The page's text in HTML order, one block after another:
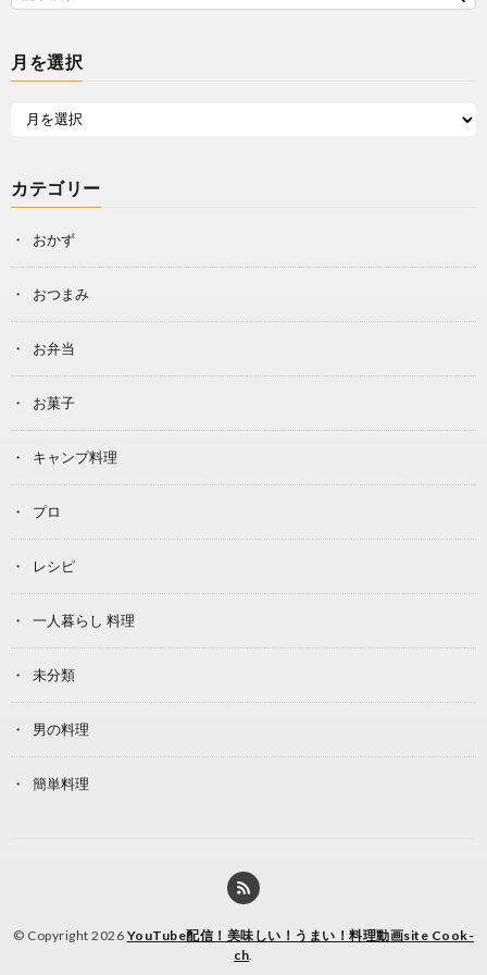
月を選択
カテゴリー
おかず
おつまみ
お弁当
お菓子
キャンプ料理
プロ
レシピ
一人暮らし 料理
未分類
男の料理
簡単料理
© Copyright 2026 YouTube配信！美味しい！うまい！料理動画site Cook-
ch